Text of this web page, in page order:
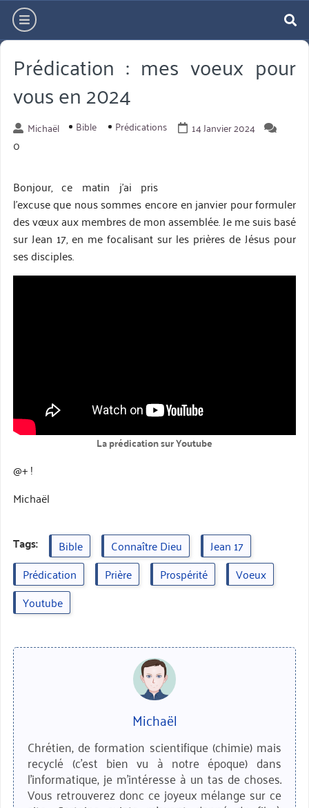
Aller
directement
au
contenu
hamburger
Prédication : mes voeux pour
vous en 2024
Michaël Bible Prédications 14 Janvier 2024
0
Bonjour, ce matin j’ai pris
l’excuse que nous sommes encore en janvier pour formuler
des vœux aux membres de mon assemblée. Je me suis basé
sur Jean 17, en me focalisant sur les prières de Jésus pour
ses disciples.
La prédication sur Youtube
@+ !
Michaël
Tags: Bible Connaître Dieu
Jean 17
Prédication
Prière Prospérité
Voeux
Youtube
Michaël
Chrétien, de formation scientifique (chimie) mais
recyclé (c'est bien vu à notre époque) dans
l'informatique, je m'intéresse à un tas de choses.
Vous retrouverez donc ce joyeux mélange sur ce